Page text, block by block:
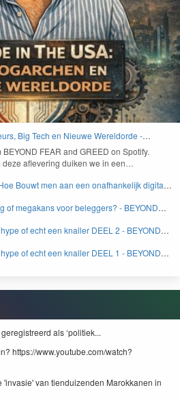
Big Tech en Nieuwe Wereldorde -
BEYOND FEAR and GREED on Spo­ti­fy.
deze aflev­er­ing duiken we in een…
Bouwt men aan een onafhankelijk digitaal
of megakans voor beleggers? - BEYOND
of echt een knaller DEEL 2 - BEYOND
of echt een knaller DEEL 1 - BEYOND
als ‘politiek...
https://www.youtube.com/watch?
'invasie' van tienduizenden Marokkanen in